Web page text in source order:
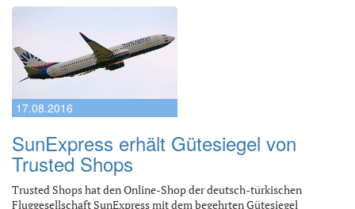
17.08.2016
SunExpress erhält Gütesiegel von
Trusted Shops
Trusted Shops hat den Online-Shop der deutsch-türkischen
Fluggesellschaft SunExpress mit dem begehrten Gütesiegel